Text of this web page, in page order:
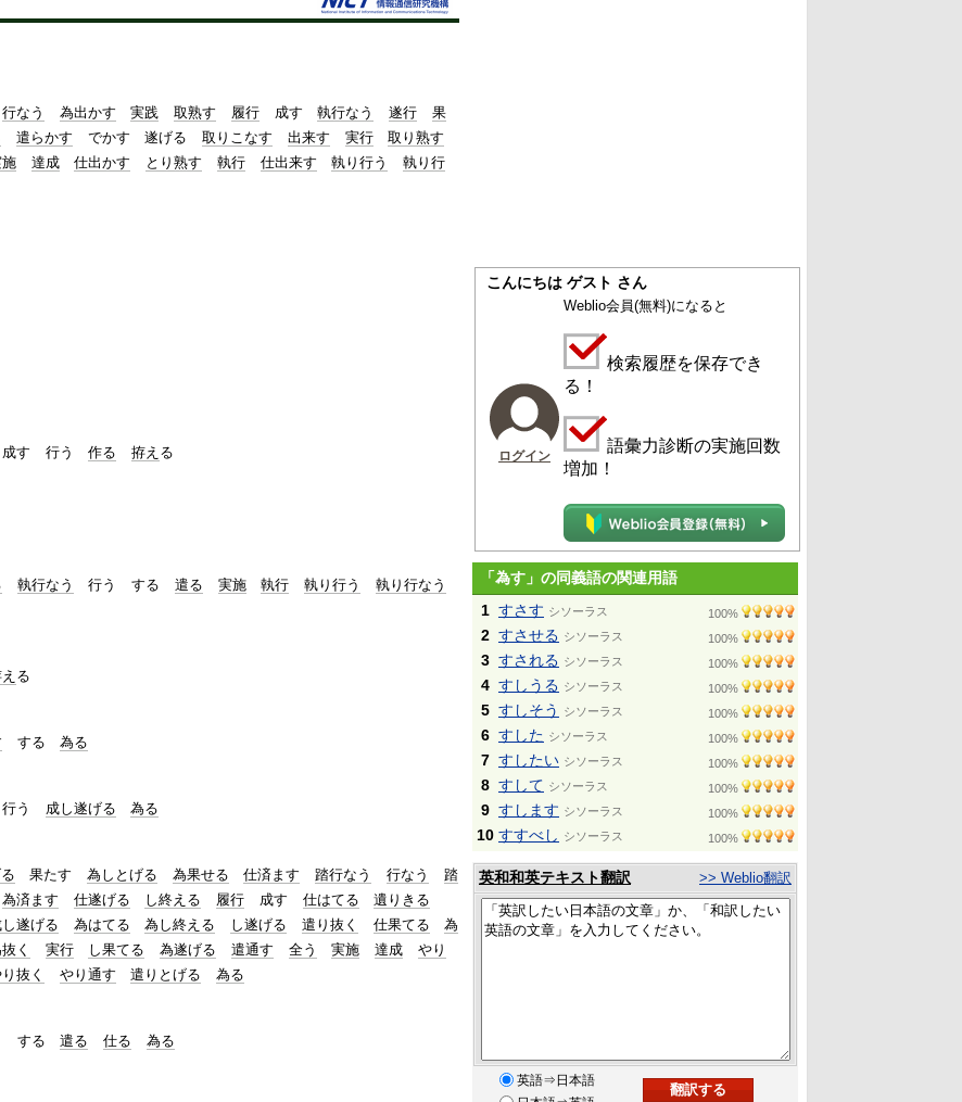
行なう 為出かす 実践 取熟す 履行 成す 執行なう 遂行
果
遣らかす でかす 遂げる 取りこなす 出来す 実行
取り熟す
達成 仕出かす とり熟す 執行 仕出来す 執り行う
執り行
成す 行う 作る 拵え る
執行なう 行う する 遣る 実施 執行 執り行う
執り行なう
る
する 為る
行う 成し遂げる 為る
果たす 為しとげる 為果せる 仕済ます 踏行なう 行なう
踏
為済ます 仕遂げる し終える 履行 成す 仕はてる
遺りきる
し遂げる 為はてる 為し終える し遂げる 遣り抜く 仕果てる
為
く 実行 し果てる 為遂げる 遣通す 全う 実施 達成
やり
抜く やり通す 遣りとげる 為る
する 遣る 仕る 為る
こんにちは ゲスト さん
ログイン
Weblio会員(無料)になると
検索履歴を保存でき
る！
語彙力診断の実施回数
増加！
「為す」の同義語の関連用語
1 すさす シソーラス 100%
2 すさせる シソーラス 100%
3 すされる シソーラス 100%
4 すしうる シソーラス 100%
5 すしそう シソーラス 100%
6 すした シソーラス 100%
7 すしたい シソーラス 100%
8 すして シソーラス 100%
9 すします シソーラス 100%
10 すすべし シソーラス 100%
英和和英テキスト翻訳 >> Weblio翻訳
英語⇒日本語